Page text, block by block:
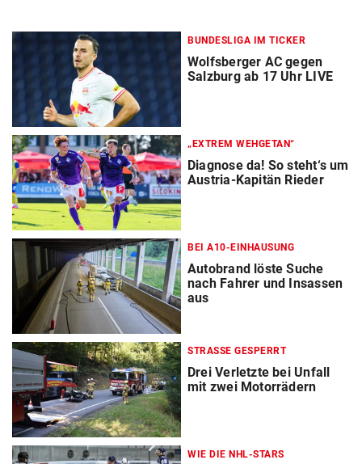
BUNDESLIGA IM TICKER
Wolfsberger AC gegen
Salzburg ab 17 Uhr LIVE
„EXTREM WEHGETAN“
Diagnose da! So steht‘s um
Austria-Kapitän Rieder
BEI A10-EINHAUSUNG
Autobrand löste Suche
nach Fahrer und Insassen
aus
STRASSE GESPERRT
Drei Verletzte bei Unfall
mit zwei Motorrädern
WIE DIE NHL-STARS